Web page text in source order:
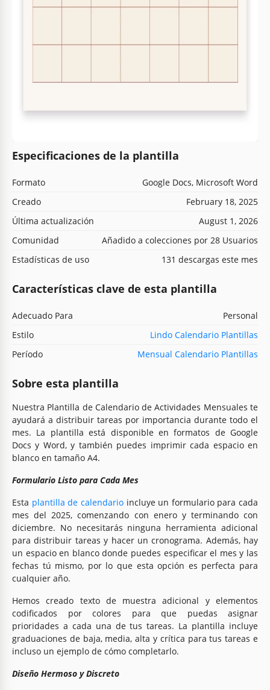
Especificaciones de la plantilla
Formato
Google Docs, Microsoft Word
Creado
February 18, 2025
Última actualización
August 1, 2026
Comunidad
Añadido a colecciones por 28 Usuarios
Estadísticas de uso
131 descargas este mes
Características clave de esta plantilla
Adecuado Para
Personal
Estilo
Lindo Calendario Plantillas
Período
Mensual Calendario Plantillas
Sobre esta plantilla
Nuestra Plantilla de Calendario de Actividades Mensuales te
ayudará a distribuir tareas por importancia durante todo el
mes. La plantilla está disponible en formatos de Google
Docs y Word, y también puedes imprimir cada espacio en
blanco en tamaño A4.
Formulario Listo para Cada Mes
Esta plantilla de calendarioincluye un formulario para cada
mes del 2025, comenzando con enero y terminando con
diciembre. No necesitarás ninguna herramienta adicional
para distribuir tareas y hacer un cronograma. Además, hay
un espacio en blanco donde puedes especificar el mes y las
fechas tú mismo, por lo que esta opción es perfecta para
cualquier año.
Hemos creado texto de muestra adicional y elementos
codificados por colores para que puedas asignar
prioridades a cada una de tus tareas. La plantilla incluye
graduaciones de baja, media, alta y crítica para tus tareas e
incluso un ejemplo de cómo completarlo.
Diseño Hermoso y Discreto